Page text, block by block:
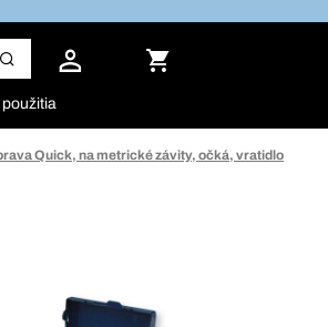
Quick, na metrické závity, očká, vratidlo